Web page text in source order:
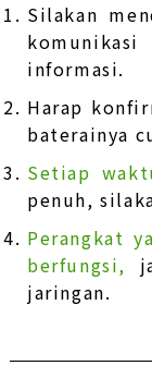
Silakan
informasi.
Harap
baterainya
Setiap
penuh,
Perangkat
berfungsi,
jaringan.